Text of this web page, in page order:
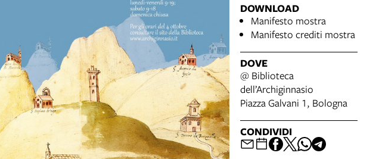
DOWNLOAD
Manifesto mostra
Manifesto crediti mostra
DOVE
@ Biblioteca
dell’Archiginnasio
Piazza Galvani 1, Bologna
CONDIVIDI